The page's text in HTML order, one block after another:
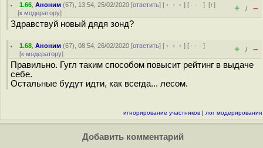
1.66 ,Аноним (67), 13:54, 25/02/2020 [ответить] [ ﹢﹢﹢] [ · · ·][↑]
[к модератору] + / –
Здравствуй новый дядя зонд?
1.68 ,Аноним (67), 08:54, 26/02/2020 [ответить] [ ﹢﹢﹢] [ · · ·]
[к модератору] + / –
Правильно. Гугл таким способом повысит рейтинг в выдаче
себе.
Остальные будут идти, как всегда... лесом.
игнорирование участников | лог модерирования
Добавить комментарий